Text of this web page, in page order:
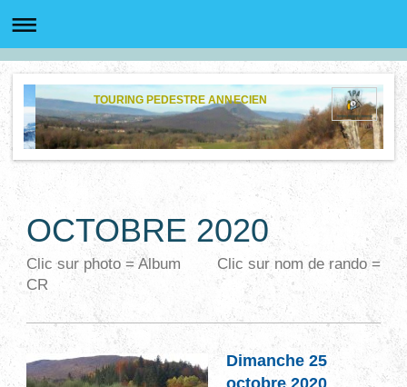
TOURING PEDESTRE ANNECIEN
OCTOBRE 2020
Clic sur photo = Album Clic sur nom de rando =
CR
Dimanche 25
octobre 2020